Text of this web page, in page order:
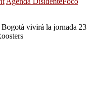
vivirá la jornada 23